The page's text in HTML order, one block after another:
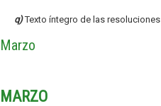
q) Texto íntegro de las resoluciones
Marzo
MARZO